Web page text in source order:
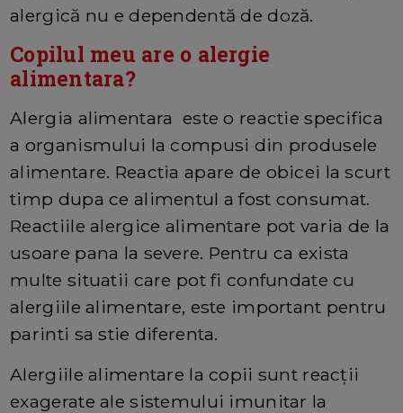
alergică nu e dependentă de doză.
Copilul meu are o alergie
alimentara?
Alergia alimentara este o reactie specifica
a organismului la compusi din produsele
alimentare. Reactia apare de obicei la scurt
timp dupa ce alimentul a fost consumat.
Reactiile alergice alimentare pot varia de la
usoare pana la severe. Pentru ca exista
multe situatii care pot fi confundate cu
alergiile alimentare, este important pentru
parinti sa stie diferenta.
Alergiile alimentare la copii sunt reacții
exagerate ale sistemului imunitar la